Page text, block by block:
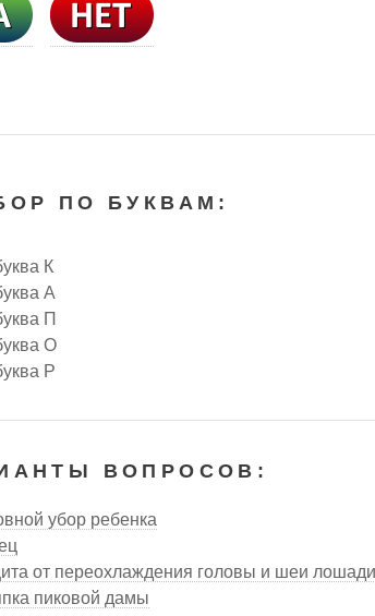
ПО БУКВАМ:
К
А
П
О
Р
ВОПРОСОВ:
убор ребенка
от переохлаждения головы и шеи лошади
пиковой дамы